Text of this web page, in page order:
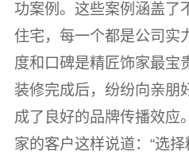
功案例。这些案例涵盖了
住宅，每一个都是公司实
度和口碑是精匠饰家最宝
装修完成后，纷纷向亲朋
成了良好的品牌传播效应
家的客户这样说道：“选